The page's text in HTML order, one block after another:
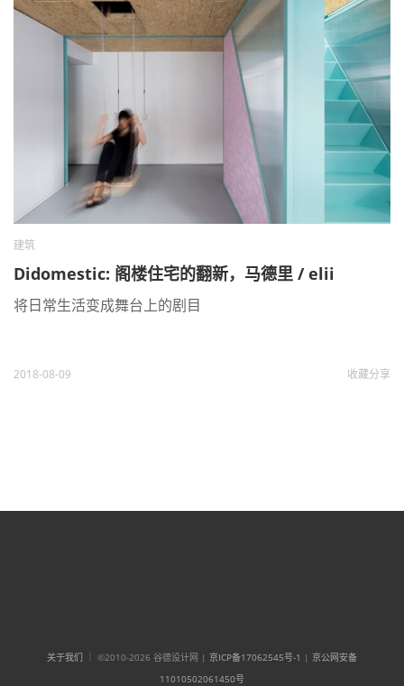
建筑
Didomestic: 阁楼住宅的翻新，马德里 / elii
将日常生活变成舞台上的剧目
2018-08-09 收藏分享
关于我们 ｜ ©2010-2026 谷德设计网 | 京ICP备17062545号-1 | 京公网安备
11010502061450号